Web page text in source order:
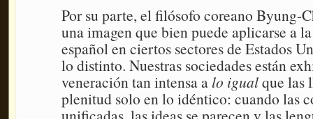
Por su parte, el filósofo coreano Byung-
una imagen que bien puede aplicarse a
español en ciertos sectores de Estados
lo distinto. Nuestras sociedades están
veneración tan intensa a lo igualque las
plenitud solo en lo idéntico: cuando las